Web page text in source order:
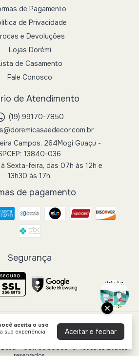
aceita o uso
sua experiência
Aceitar e fechar
de Pagamento
de Privacidade
e Devoluções
Lojas Dorémi
de Casamento
Fale Conosco
de Atendimento
(19) 99170-7850
Campos, 264Mogi Guaçu -
13840-036
Sexta-feira, das 07h às 12h e
13h30 às 17h.
de pagamento
Segurança
Fibra Natural 10x40x40cm 19063-G -
- Do Ré Mi Casa e Decor
- 00176613000346. Todos os direitos